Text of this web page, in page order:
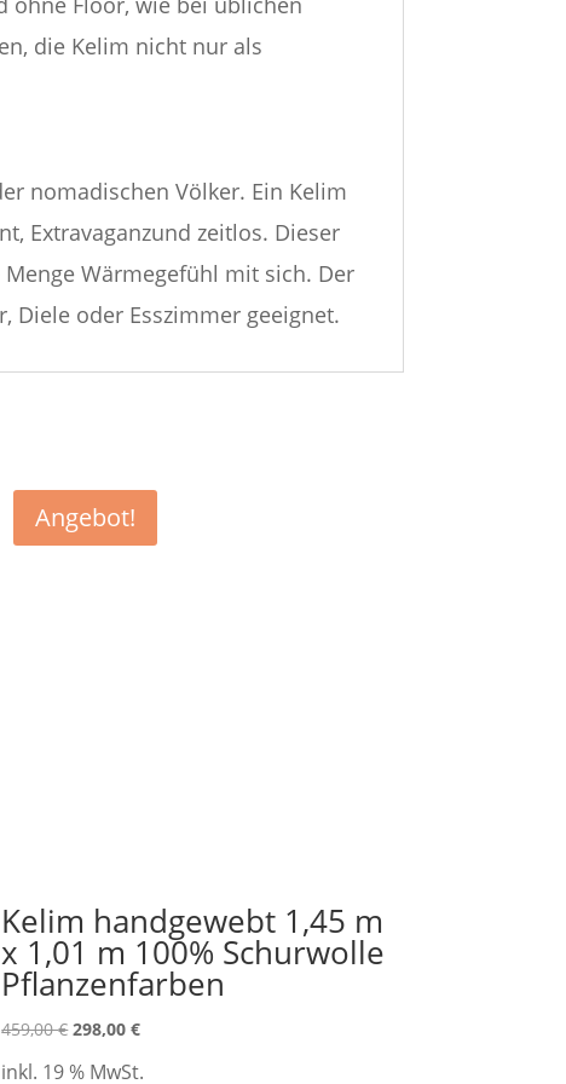
die Kelim nicht nur als
nomadischen Völker. Ein Kelim
Extravaganzund zeitlos. Dieser
Wärmegefühl mit sich. Der
Diele oder Esszimmer geeignet.
Angebot!
Kelim handgewebt 1,45 m
x 1,01 m 100% Schurwolle
Pflanzenfarben
459,00€Ursprünglicher
298,00€Aktueller
inkl. 19 % MwSt.